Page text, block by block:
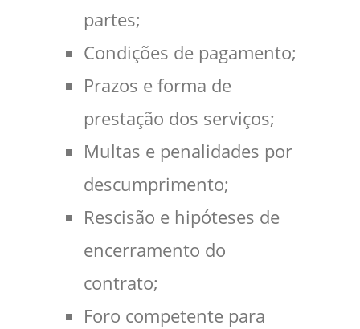
partes;
Condições de pagamento;
Prazos e forma de
prestação dos serviços;
Multas e penalidades por
descumprimento;
Rescisão e hipóteses de
encerramento do
contrato;
Foro competente para